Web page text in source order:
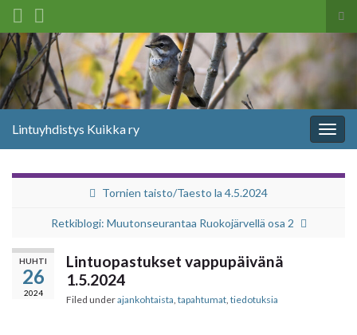
Search for:
Lintuyhdistys Kuikka ry
Tornien taisto/Taesto la 4.5.2024
Retkiblogi: Muutonseurantaa Ruokojärvellä osa 2
HUHTI
26
2024
Lintuopastukset vappupäivänä
1.5.2024
Filed underajankohtaista tapahtumat tiedotuksia